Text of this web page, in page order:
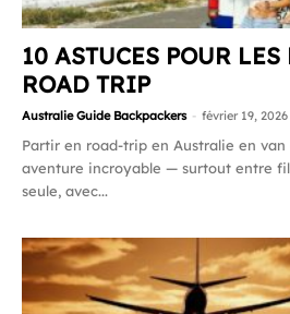
10 ASTUCES POUR
ROAD TRIP
Australie Guide Backpackers - février 19, 2026
Partir en road-trip en Australie en
aventure incroyable — surtout entre
seule, avec...